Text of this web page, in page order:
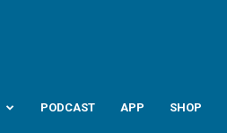
PODCAST APP SHOP